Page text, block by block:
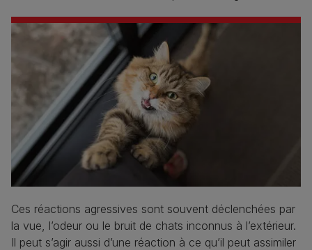
Ces réactions agressives sont souvent déclenchées par
la vue, l’odeur ou le bruit de chats inconnus à l’extérieur.
Il peut s’agir aussi d’une réaction à ce qu’il peut assimiler